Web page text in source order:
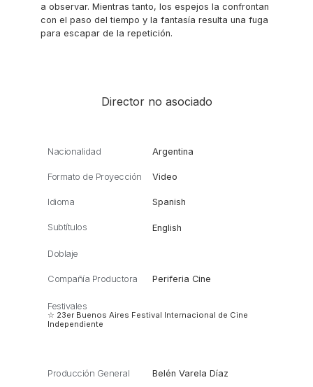
a observar. Mientras tanto, los espejos la confrontan
con el paso del tiempo y la fantasía resulta una fuga
para escapar de la repetición.
Director no asociado
Nacionalidad Argentina
Formato de Proyección Video
Idioma Spanish
Subtítulos English
Doblaje
Compañía Productora Periferia Cine
Festivales
☆ 23er Buenos Aires Festival Internacional de Cine
Independiente
Producción General Belén Varela Díaz